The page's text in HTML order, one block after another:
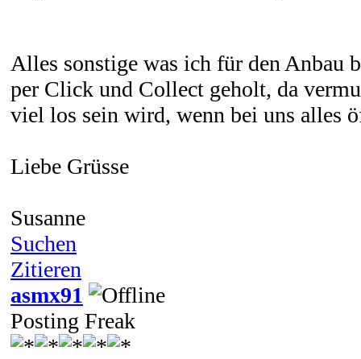
Alles sonstige was ich für den Anbau
per Click und Collect geholt, da
viel los sein wird, wenn bei uns alles
Liebe Grüsse
Susanne
Suchen
Zitieren
asmx91
Posting Freak